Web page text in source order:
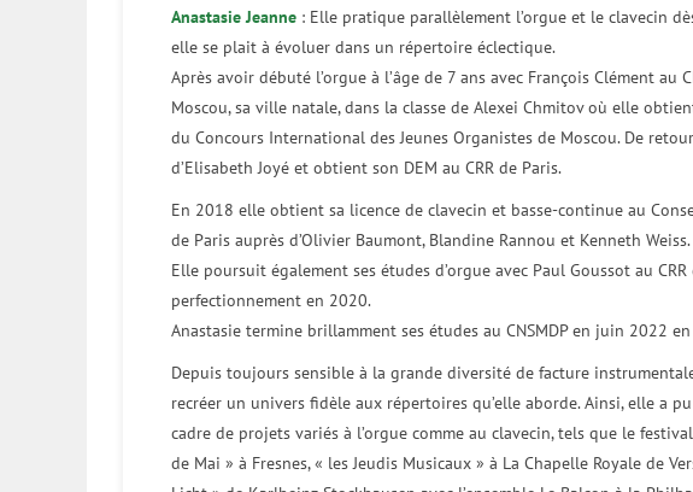
Anastasie Jeanne : Elle pratique parallèlement l’orgue et le clavecin
elle se plait à évoluer dans un répertoire éclectique.
Après avoir débuté l’orgue à l’âge de 7 ans avec François Clément
Moscou, sa ville natale, dans la classe de Alexei Chmitov où elle
du Concours International des Jeunes Organistes de Moscou. De
d’Elisabeth Joyé et obtient son DEM au CRR de Paris.
En 2018 elle obtient sa licence de clavecin et basse-continue au
de Paris auprès d’Olivier Baumont, Blandine Rannou et Kenneth Weiss.
Elle poursuit également ses études d’orgue avec Paul Goussot au
perfectionnement en 2020.
Anastasie termine brillamment ses études au CNSMDP en juin 2022
Depuis toujours sensible à la grande diversité de facture
recréer un univers fidèle aux répertoires qu’elle aborde. Ainsi, elle a
cadre de projets variés à l’orgue comme au clavecin, tels que le
de Mai » à Fresnes, « les Jeudis Musicaux » à La Chapelle Royale de